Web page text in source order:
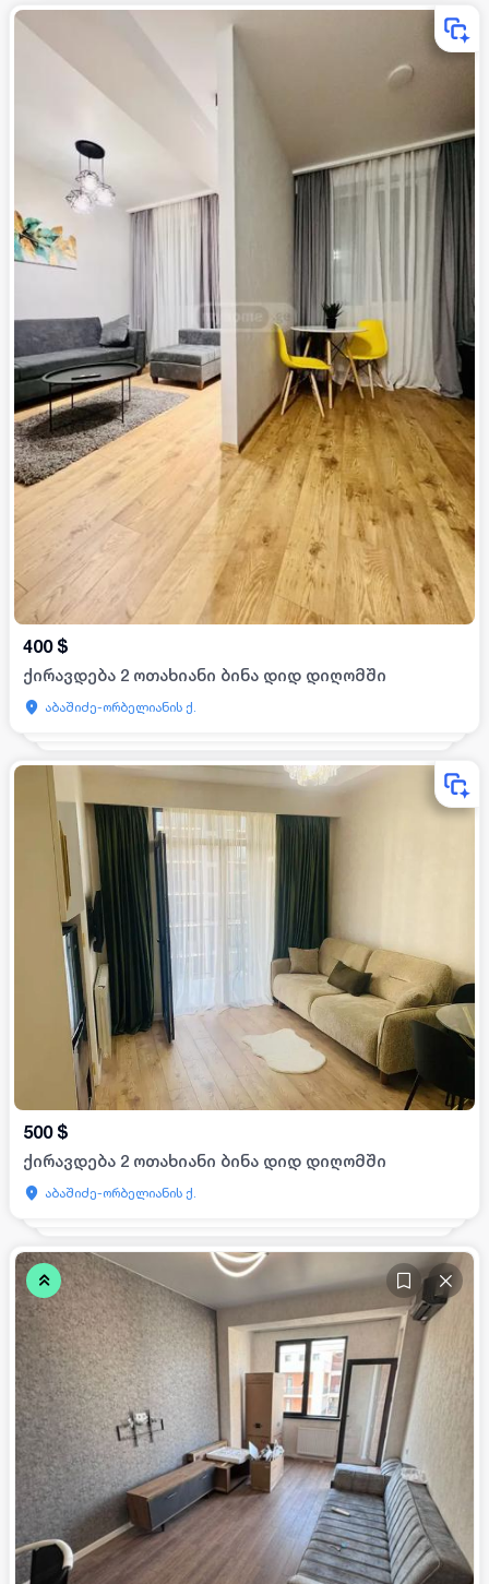
400 $
ქირავდება 2 ოთახიანი ბინა დიდ დიღომში
აბაშიძე-ორბელიანის ქ.
500 $
ქირავდება 2 ოთახიანი ბინა დიდ დიღომში
აბაშიძე-ორბელიანის ქ.